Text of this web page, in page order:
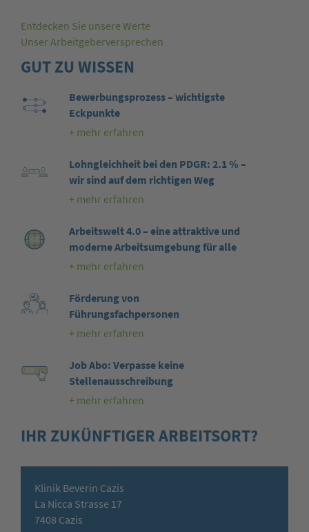
Entdecken Sie unsere Werte
Unser Arbeitgeberversprechen
GUT ZU WISSEN
Bewerbungsprozess – wichtigste
Eckpunkte
+ mehr erfahren
Lohngleichheit bei den PDGR: 2.1 % –
wir sind auf dem richtigen Weg
+ mehr erfahren
Arbeitswelt 4.0 – eine attraktive und
moderne Arbeitsumgebung für alle
+ mehr erfahren
Förderung von
Führungsfachpersonen
+ mehr erfahren
Job Abo: Verpasse keine
Stellenausschreibung
+ mehr erfahren
IHR ZUKÜNFTIGER ARBEITSORT?
Klinik Beverin Cazis
La Nicca Strasse 17
7408 Cazis